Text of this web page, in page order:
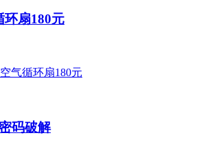
环扇180元
码破解